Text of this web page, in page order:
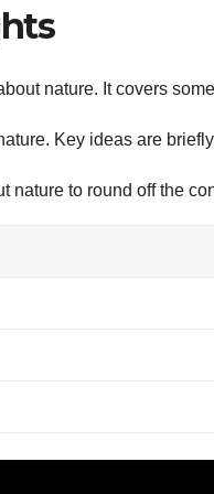
nature. It covers
Key ideas are
nature to round off the